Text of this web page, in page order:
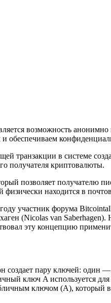
возможность
обеспечиваем
транзакции в системе
получателя криптовалюты.
позволяет получателю
находится в
участник форума
(Nicolas van
эту концепцию
создает пару ключей:
ключ A используется
ключом (A),